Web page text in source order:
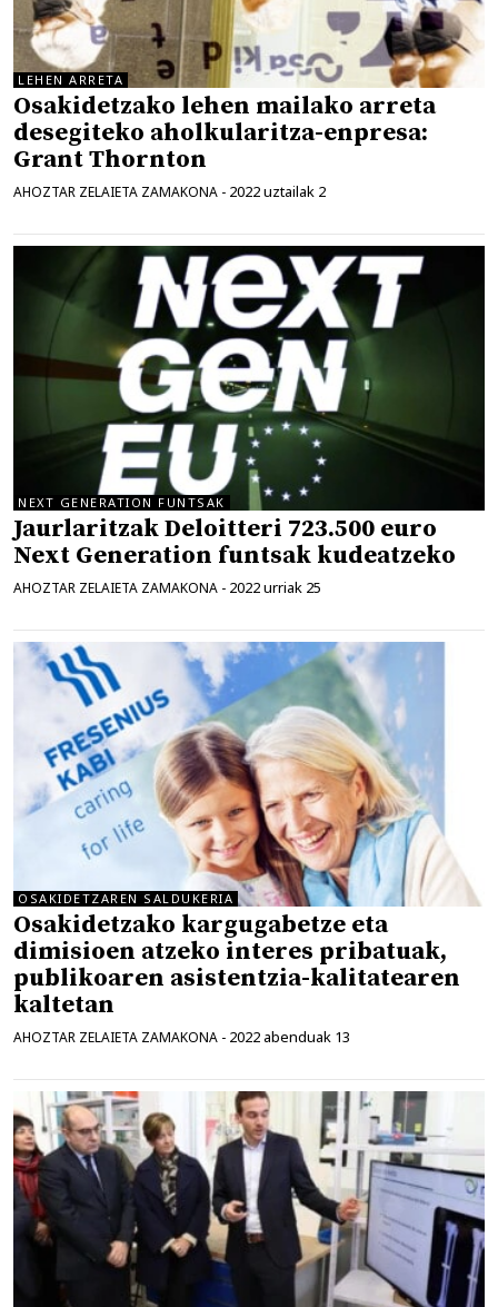
LEHEN ARRETA
Osakidetzako lehen mailako arreta
desegiteko aholkularitza-enpresa:
Grant Thornton
AHOZTAR ZELAIETA ZAMAKONA - 2022 uztailak 2
NEXT GENERATION FUNTSAK
Jaurlaritzak Deloitteri 723.500 euro
Next Generation funtsak kudeatzeko
AHOZTAR ZELAIETA ZAMAKONA - 2022 urriak 25
OSAKIDETZAREN SALDUKERIA
Osakidetzako kargugabetze eta
dimisioen atzeko interes pribatuak,
publikoaren asistentzia-kalitatearen
kaltetan
AHOZTAR ZELAIETA ZAMAKONA - 2022 abenduak 13